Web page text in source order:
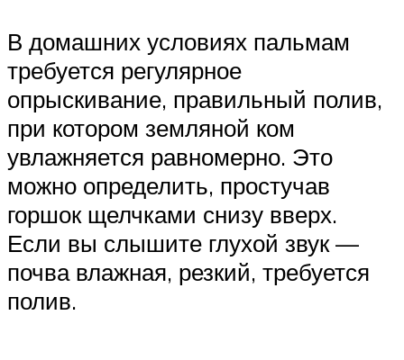
В домашних условиях пальмам
требуется регулярное
опрыскивание, правильный полив,
при котором земляной ком
увлажняется равномерно. Это
можно определить, простучав
горшок щелчками снизу вверх.
Если вы слышите глухой звук —
почва влажная, резкий, требуется
полив.